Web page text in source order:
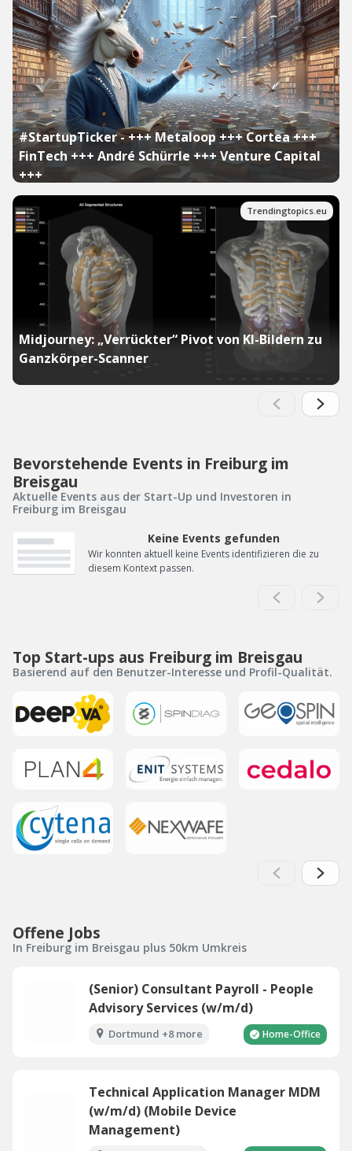
#StartupTicker - +++ Metaloop +++ Cortea +++
FinTech +++ André Schürrle +++ Venture Capital
+++
Trendingtopics.eu
Midjourney: „Verrückter“ Pivot von KI-Bildern zu
Ganzkörper-Scanner
Bevorstehende Events in Freiburg im
Breisgau
Aktuelle Events aus der Start-Up und Investoren in
Freiburg im Breisgau
Keine Events gefunden
Wir konnten aktuell keine Events identifizieren die zu
diesem Kontext passen.
Top Start-ups aus Freiburg im Breisgau
Basierend auf den Benutzer-Interesse und Profil-Qualität.
Offene Jobs
In Freiburg im Breisgau plus 50km Umkreis
(Senior) Consultant Payroll - People
Advisory Services (w/m/d)
Dortmund +8 more Home-Office
Technical Application Manager MDM
(w/m/d) (Mobile Device
Management)